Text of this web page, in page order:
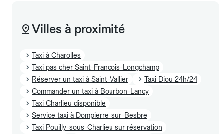
Villes à proximité
Taxi à Charolles
Taxi pas cher Saint-Francois-Longchamp
Réserver un taxi à Saint-Vallier
Taxi Diou 24h/24
Commander un taxi à Bourbon-Lancy
Taxi Charlieu disponible
Service taxi à Dompierre-sur-Besbre
Taxi Pouilly-sous-Charlieu sur réservation